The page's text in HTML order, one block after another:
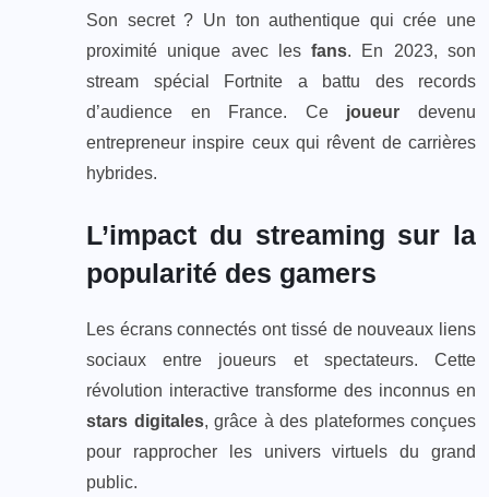
Son secret ? Un ton authentique qui crée une
proximité unique avec lesfans. En 2023, son
stream spécial Fortnite a battu des records
d’audience en France. Ce joueur devenu
entrepreneur inspire ceux qui rêvent de carrières
hybrides.
L’impact du streaming sur la
popularité des gamers
Les écrans connectés ont tissé de nouveaux liens
sociaux entre joueurs et spectateurs. Cette
révolution interactive transforme des inconnus en
stars digitales, grâce à des plateformes conçues
pour rapprocher les univers virtuels du grand
public.